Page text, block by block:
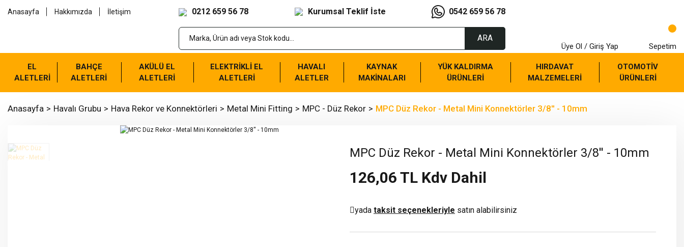
Anasayfa Hakkımızda İletişim 0212 659 56 78 Kurumsal Teklif İste 0542 659 56 78
ARA
Üye Ol / Giriş Yap Sepetim
EL
ALETLERİ
BAHÇE
ALETLERİ
AKÜLÜ EL
ALETLERİ
ELEKTRİKLİ EL
ALETLERİ
HAVALI
ALETLER
KAYNAK
MAKİNALARI
YÜK KALDIRMA
ÜRÜNLERİ
HIRDAVAT
MALZEMELERİ
OTOMOTİV
ÜRÜNLERİ
Anasayfa Havalı Grubu Hava Rekor ve Konnektörleri Metal Mini Fitting MPC - Düz Rekor MPC Düz Rekor - Metal Mini Konnektörler 3/8'' - 10mm
MPC Düz Rekor - Metal Mini Konnektörler 3/8'' - 10mm
126,06 TL Kdv Dahil
yada taksit seçenekleriyle satın alabilirsiniz